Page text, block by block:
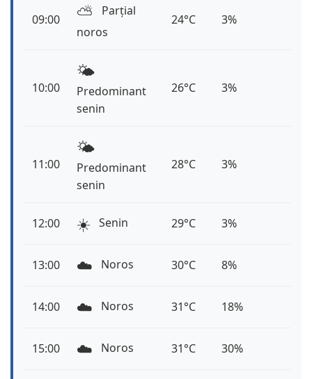
09:00 ⛅️
Parțial
noros
24°C 3%
10:00
🌤️
Predominant
senin
26°C 3%
11:00
🌤️
Predominant
senin
28°C 3%
12:00 ☀️ Senin 29°C 3%
13:00 ☁️ Noros 30°C 8%
14:00 ☁️ Noros 31°C 18%
15:00 ☁️ Noros 31°C 30%